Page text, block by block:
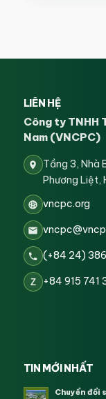
LIÊN HỆ
Công ty TNHH
Nam (VNCPC)
Tầng 3, Nhà
Phương Liệt,
vncpc.org
(+84 24)
Z +84 915 741
TIN MỚI NHẤT
Chuyển đổi